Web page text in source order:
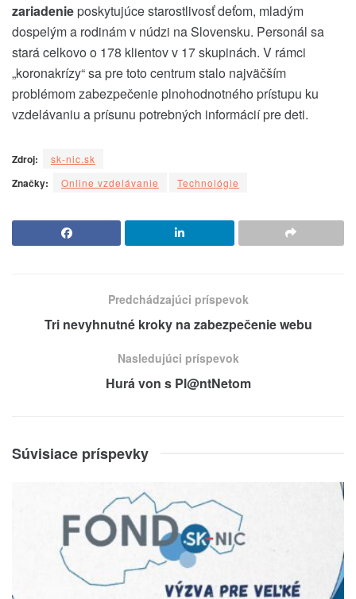
zariadenieposkytujúce starostlivosť deťom, mladým
dospelým a rodinám v núdzi na Slovensku. Personál sa
stará celkovo o 178 klientov v 17 skupinách. V rámci
„koronakrízy“ sa pre toto centrum stalo najväčším
problémom zabezpečenie plnohodnotného prístupu ku
vzdelávaniu a prísunu potrebných informácií pre deti.
Zdroj: sk-nic.sk
Značky: Online vzdelávanie Technológie
Predchádzajúci príspevok
Tri nevyhnutné kroky na zabezpečenie webu
Nasledujúci príspevok
Hurá von s Pl@ntNetom
Súvisiace príspevky